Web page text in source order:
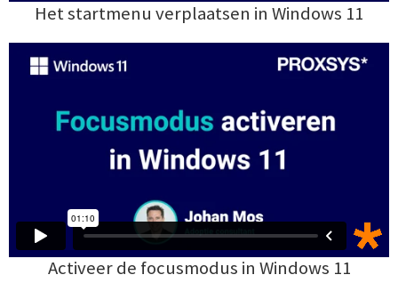
Het startmenu verplaatsen in Windows 11
Activeer de focusmodus in Windows 11